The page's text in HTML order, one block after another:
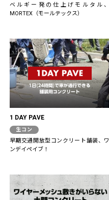
ベルギー発の仕上げモルタル、
MORTEX（モールテックス）
1 DAY PAVE
生コン
早期交通開放型コンクリート舗装、ワ
ンデイペイブ！